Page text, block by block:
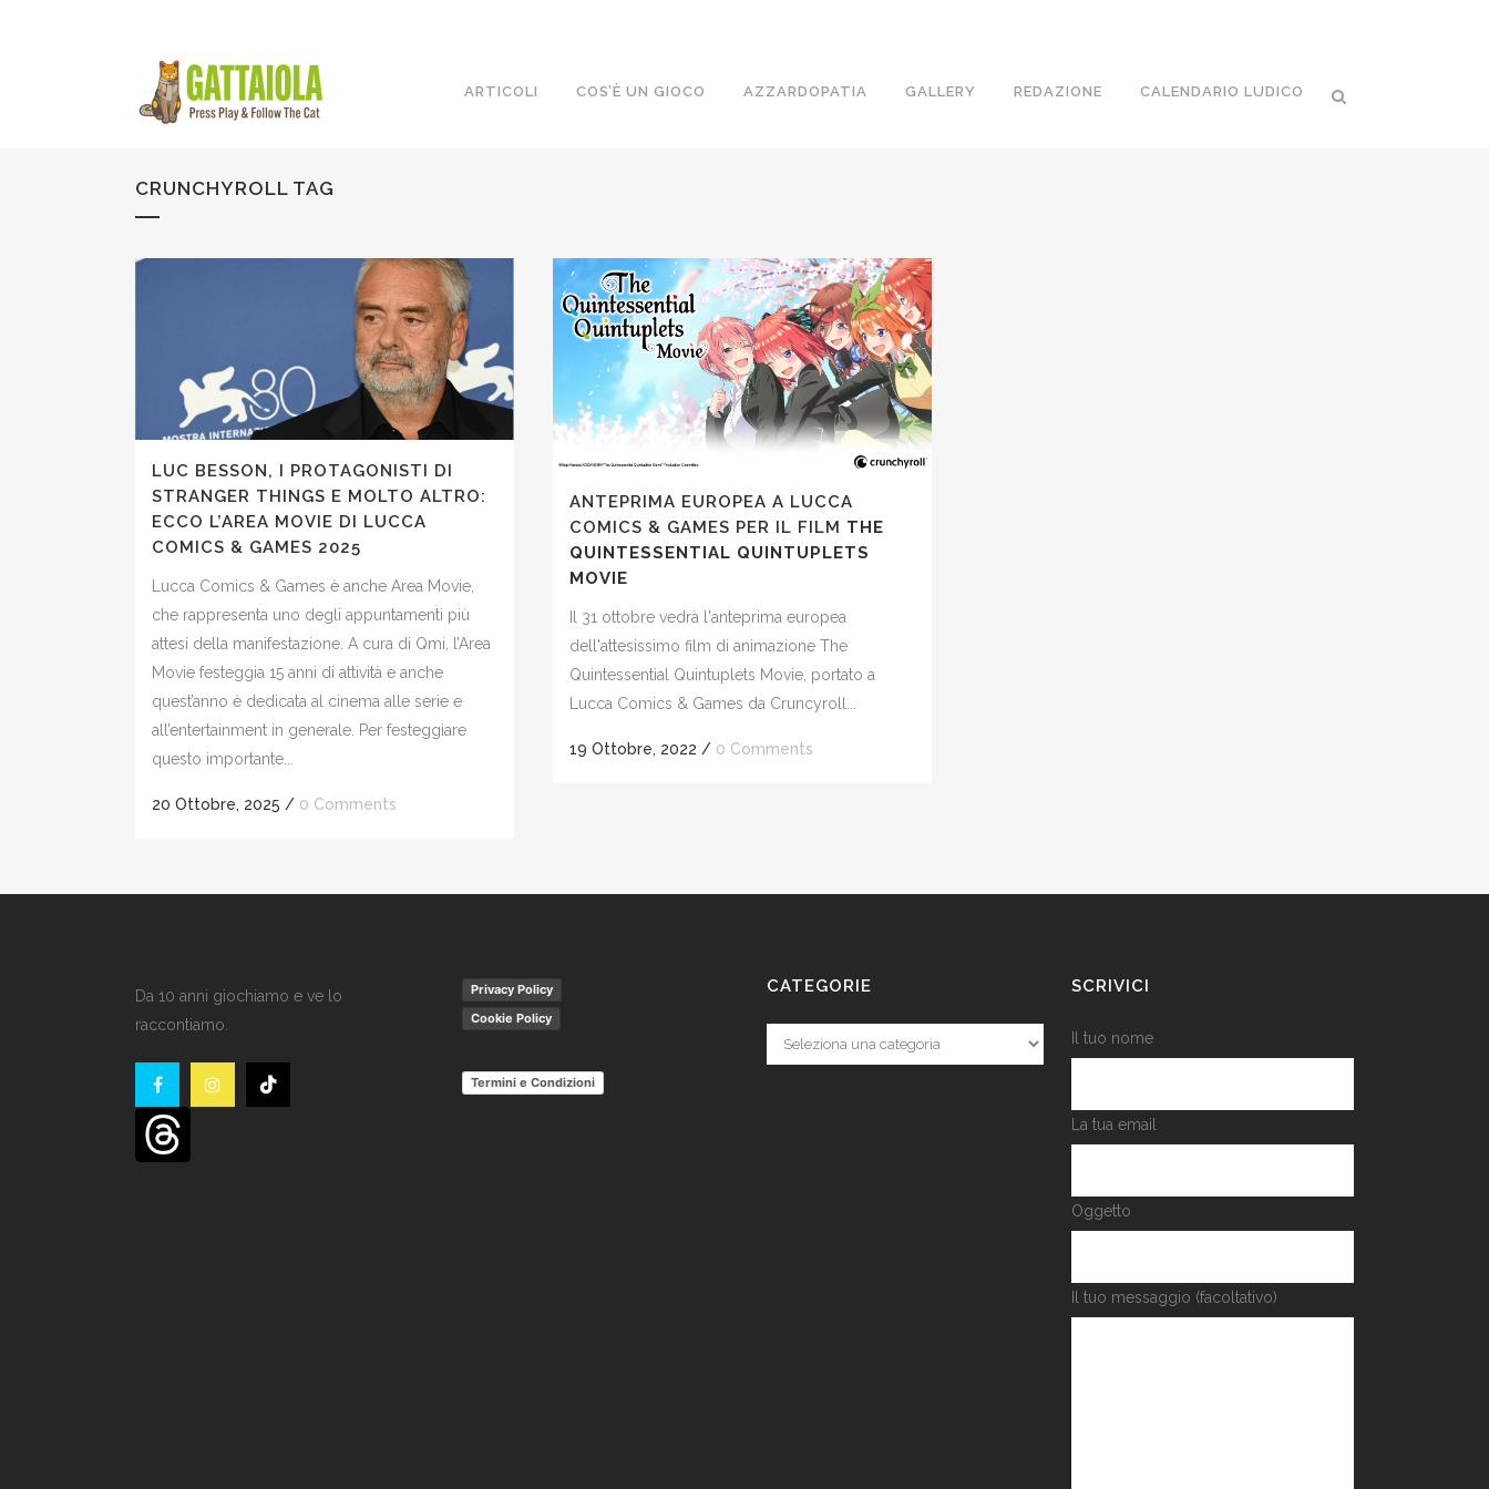
ARTICOLI COS’È UN GIOCO AZZARDOPATIA GALLERY REDAZIONE CALENDARIO LUDICO
CRUNCHYROLL TAG
LUC BESSON, I PROTAGONISTI DI
STRANGER THINGS E MOLTO ALTRO:
ECCO L’AREA MOVIE DI LUCCA
COMICS & GAMES 2025
Lucca Comics & Games è anche Area Movie,
che rappresenta uno degli appuntamenti più
attesi della manifestazione. A cura di Qmi, l’Area
Movie festeggia 15 anni di attività e anche
quest’anno è dedicata al cinema alle serie e
all’entertainment in generale. Per festeggiare
questo importante...
20 Ottobre, 2025 / 0 Comments
ANTEPRIMA EUROPEA A LUCCA
COMICS & GAMES PER IL FILM THE
QUINTESSENTIAL QUINTUPLETS
MOVIE
Il 31 ottobre vedrà l'anteprima europea
dell'attesissimo film di animazione The
Quintessential Quintuplets Movie, portato a
Lucca Comics & Games da Cruncyroll...
19 Ottobre, 2022 / 0 Comments
Da 10 anni giochiamo e ve lo
raccontiamo.
Privacy Policy
Cookie Policy
Termini e Condizioni
CATEGORIE
Categorie
SCRIVICI
Il tuo nome
La tua email
Oggetto
Il tuo messaggio (facoltativo)